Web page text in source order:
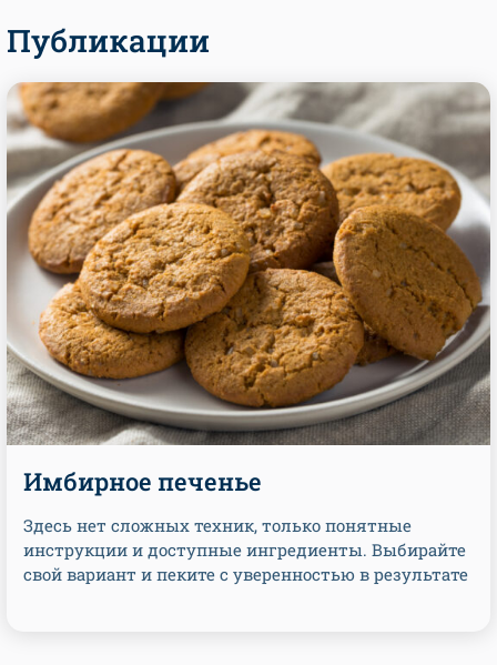
Публикации
Имбирное печенье
Здесь нет сложных техник, только понятные
инструкции и доступные ингредиенты. Выбирайте
свой вариант и пеките с уверенностью в результате